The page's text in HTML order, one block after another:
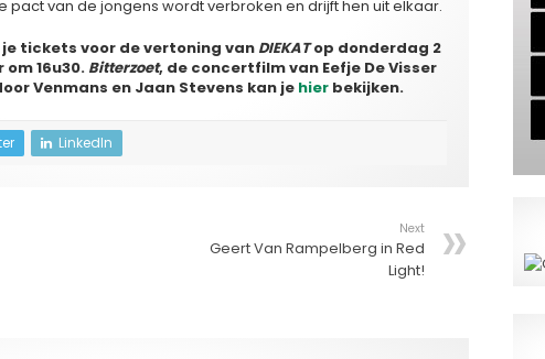
pact van de jongens wordt verbroken en drijft hen uit elkaar.
je tickets voor de vertoning van DIEKATop donderdag 2
16u30. Bitterzoet, de concertfilm van Eefje De Visser
Venmans en Jaan Stevens kan je hier bekijken.
LinkedIn
Next
Geert Van Rampelberg in Red
Light!